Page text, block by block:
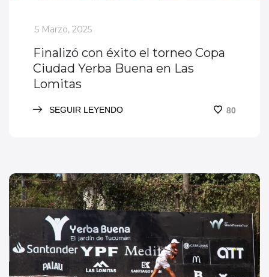
_
5 Marzo, 2025
Finalizó con éxito el torneo Copa
Ciudad Yerba Buena en Las
Lomitas
SEGUIR LEYENDO 80